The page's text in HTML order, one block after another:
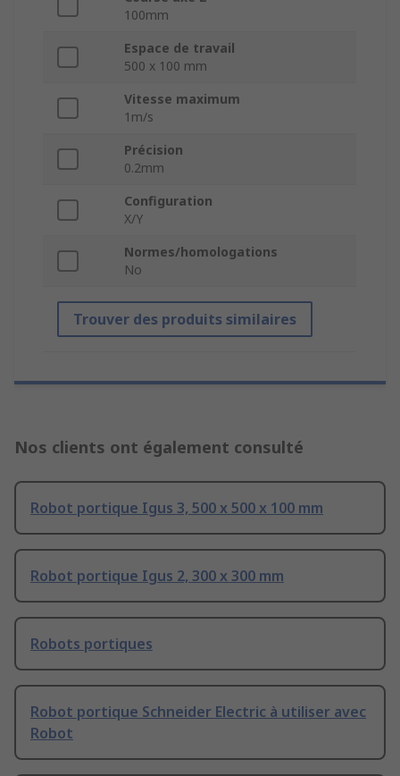
100mm
Espace de travail
500 x 100 mm
Vitesse maximum
1m/s
Précision
0.2mm
Configuration
X/Y
Normes/homologations
No
Trouver des produits similaires
Nos clients ont également consulté
Robot portique Igus 3, 500 x 500 x 100 mm
Robot portique Igus 2, 300 x 300 mm
Robots portiques
Robot portique Schneider Electric à utiliser avec
Robot